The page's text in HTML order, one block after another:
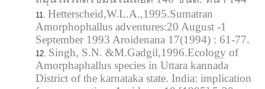
Hetterscheid,W.L.A.,1995.Sumatran
Amorphophallus adventures:20 August -1
September 1993 Aroidenana 17(1994) : 61-77.
Singh, S.N. &M.Gadgil,1996.Ecology of
Amorphaphallus species in Uttara kannada
District of the karnataka state. India: implication